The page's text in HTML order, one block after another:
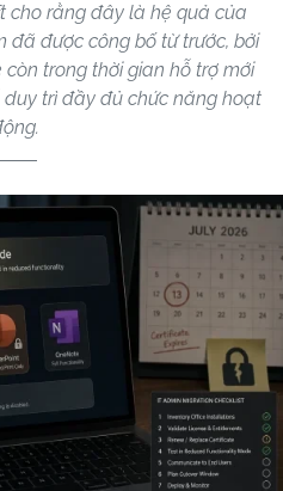
cho rằng đây là hệ quả của
đã được công bố từ trước, bởi
trong thời gian hỗ trợ mới
trì đầy đủ chức năng hoạt